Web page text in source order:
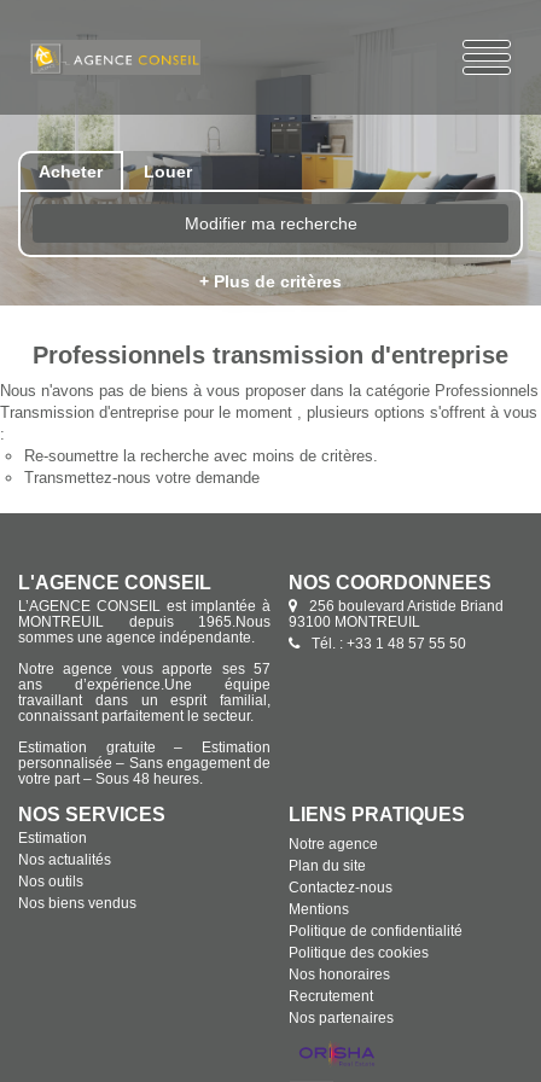
Acheter Louer
Modifier ma recherche
+ Plus de critères
Professionnels transmission d'entreprise
Nous n'avons pas de biens à vous proposer dans la catégorie Professionnels
Transmission d'entreprise pour le moment , plusieurs options s'offrent à vous
:
Re-soumettre la recherche avec moins de critères.
Transmettez-nous votre demande
L'AGENCE CONSEIL
L’AGENCE CONSEIL est implantée à
MONTREUIL depuis 1965.Nous
sommes une agence indépendante.
Notre agence vous apporte ses 57
ans d’expérience.Une équipe
travaillant dans un esprit familial,
connaissant parfaitement le secteur.
Estimation gratuite – Estimation
personnalisée – Sans engagement de
votre part – Sous 48 heures.
NOS COORDONNÉES
256 boulevard Aristide Briand
93100 MONTREUIL
Tél. : +33 1 48 57 55 50
NOS SERVICES
Estimation
Nos actualités
Nos outils
Nos biens vendus
LIENS PRATIQUES
Notre agence
Plan du site
Contactez-nous
Mentions
Politique de confidentialité
Politique des cookies
Nos honoraires
Recrutement
Nos partenaires